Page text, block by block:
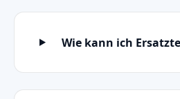
Wie kann ich